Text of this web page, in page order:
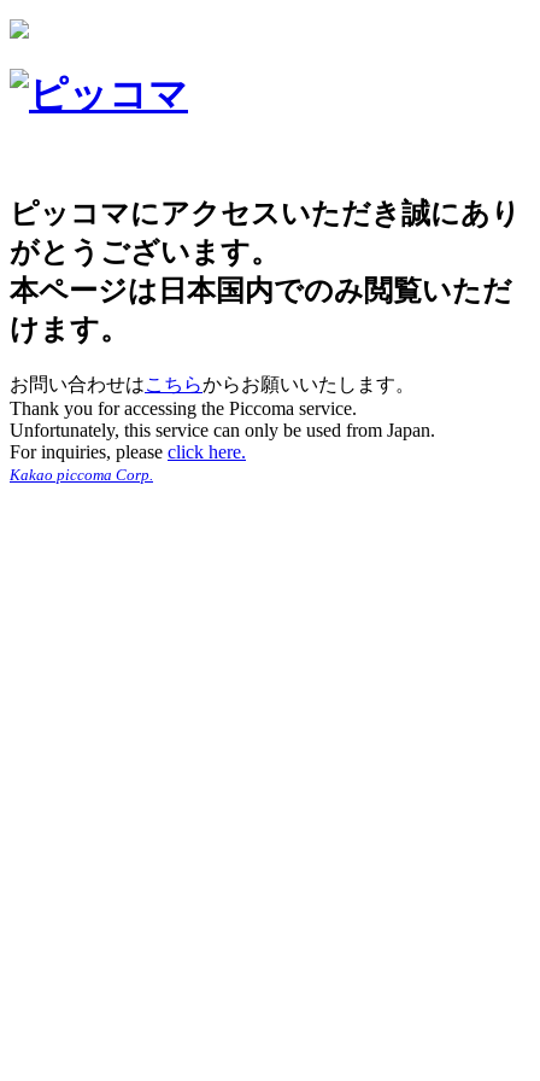
ピッコマにアクセスいただき誠にあり
がとうございます。
本ページは日本国内でのみ閲覧いただ
けます。
お問い合わせはこちらからお願いいたします。
Thank you for accessing the Piccoma service.
Unfortunately, this service can only be used from Japan.
For inquiries, please click here.
Kakao piccoma Corp.